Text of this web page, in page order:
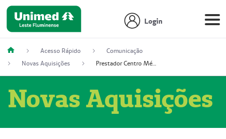
Login
Acesso Rápido
Comunicação
Novas Aquisições
Prestador Centro Médico Vitória Ltda, 51004350-4: Centro Médico Vitória Ltda (Nome Fantasia: Policlínica Master)
Novas Aquisições